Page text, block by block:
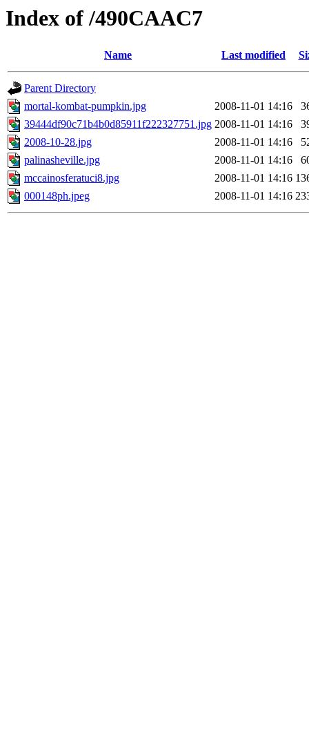
Index of /490CAAC7
Name Last modified
Parent Directory
mortal-kombat-pumpkin.jpg
2008-11-01 14:16
39444df90c71b4b0d85911f222327751.jpg 2008-11-01 14:16
2008-10-28.jpg
2008-11-01 14:16
palinasheville.jpg
2008-11-01 14:16
mccainosferatuci8.jpg
2008-11-01 14:16
000148ph.jpeg
2008-11-01 14:16